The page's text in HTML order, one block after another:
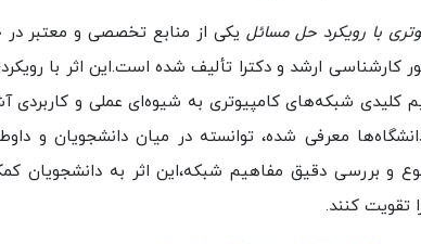
با رویکرد حل مسائل یکی از منابع تخصصی و معتبر
کارشناسی ارشد و دکترا تألیف شده است.این اثر با
کلیدی شبکه‌های کامپیوتری به شیوه‌ای عملی و کاربردی
معرفی شده، توانسته در میان دانشجویان و
و بررسی دقیق مفاهیم شبکه،این اثر به دانشجویان
تقویت کنند.